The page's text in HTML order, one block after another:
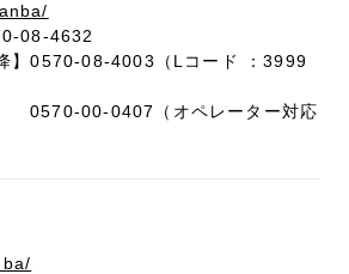
08-4632
】0570-08-4003（Lコード ：3999
（オペレーター対応